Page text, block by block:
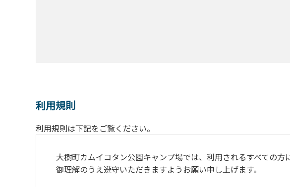
利用規則
利用規則は下記をご覧ください。
大樹町カムイコタン公園キャンプ場では、利用されるすべての
御理解のうえ遵守いただきますようお願い申し上げます。